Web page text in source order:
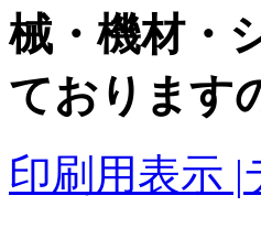
械・機材・
ております
印刷用表示 |